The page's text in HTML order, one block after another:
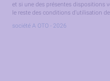
et si une des présentes dispositions
le reste des conditions d'utilisation
société A OTO - 2026